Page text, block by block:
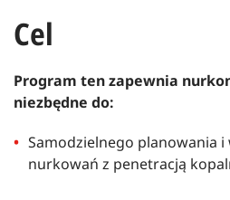
Cel
Program ten zapewnia
niezbędne do:
Samodzielnego planowania i
nurkowań z penetracją